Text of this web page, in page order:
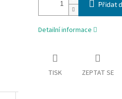
Přidat
Detailní informace
TISK ZEPTAT SE